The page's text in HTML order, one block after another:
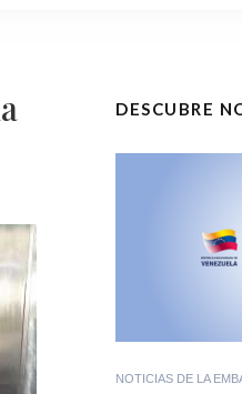
DESCUBRE
NOTICIAS DE LA